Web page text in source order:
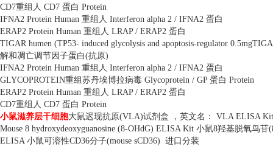
CD7重组人 CD7 蛋白 Protein
IFNA2 Protein Human 重组人 Interferon alpha 2 / IFNA2 蛋白
ERAP2 Protein Human 重组人 LRAP / ERAP2 蛋白
TIGAR humen (TP53- induced glycolysis and apoptosis-regulator
解和凋亡调节因子蛋白(抗原)
IFNA2 Protein Human 重组人 Interferon alpha 2 / IFNA2 蛋白
GLYCOPROTEIN重组苏丹埃博拉病毒 Glycoprotein / GP 蛋白 Protein
ERAP2 Protein Human 重组人 LRAP / ERAP2 蛋白
CD7重组人 CD7 蛋白 Protein
小鼠滋养层干细胞大鼠迟现抗原(VLA)试剂盒 ，英文名：
VLA ELISA Kit
Mouse 8 hydroxydeoxyguanosine (8-OHdG) ELISA Kit 小鼠8羟基脱氧鸟苷
ELISA 小鼠可溶性CD36分子(mouse sCD36) 进口分装